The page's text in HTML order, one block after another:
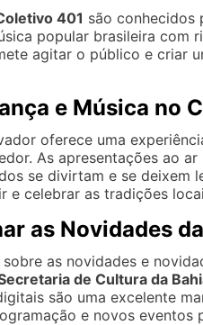
401 são conhecidos
popular brasileira com
agitar o público e
e Música no
oferece uma
As apresentações ao
se divirtam e se deixem
e celebrar as tradições
as Novidades
as novidades e
de Cultura da
são uma excelente
e novos eventos